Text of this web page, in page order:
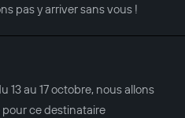
pas y arriver sans vous !
13 au 17 octobre, nous allons
ce destinataire